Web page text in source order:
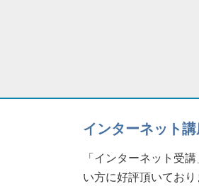
インターネット
「インターネット受
い方に好評頂いてお